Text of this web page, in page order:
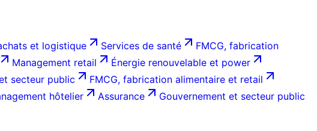
et logistique Services de santé
FMCG, fabrication
Management retail
Énergie renouvelable et power
secteur public
FMCG, fabrication alimentaire et retail
hôtelier Assurance
Gouvernement et secteur public